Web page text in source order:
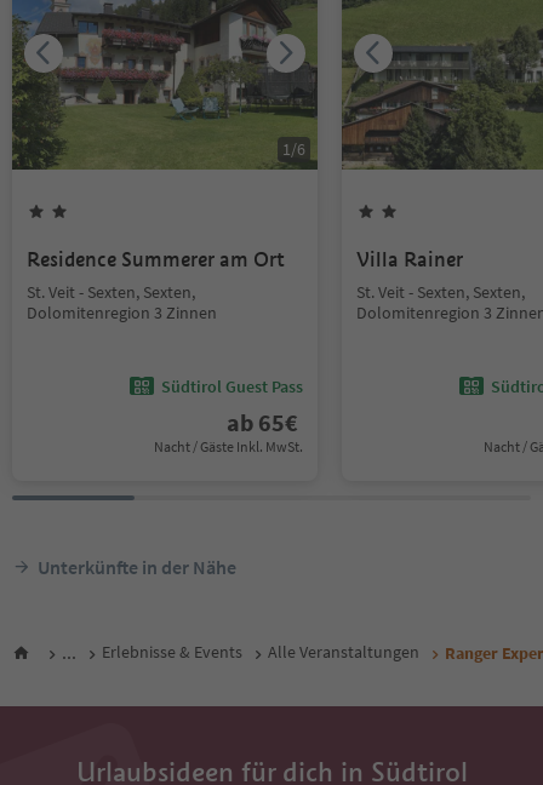
1/6
Residence Summerer am Ort
St. Veit - Sexten, Sexten,
Dolomitenregion 3 Zinnen
Südtirol Guest Pass
ab 65€
Nacht / Gäste Inkl. MwSt.
Villa Rainer
St. Veit - Sexten, Sexten,
Dolomitenregion 3
Nacht /
Unterkünfte in der Nähe
... Erlebnisse & Events Alle Veranstaltungen Ranger
Urlaubsideen für dich in Südtirol